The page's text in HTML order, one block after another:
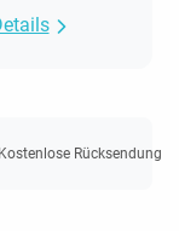
Kostenlose Rücksendung